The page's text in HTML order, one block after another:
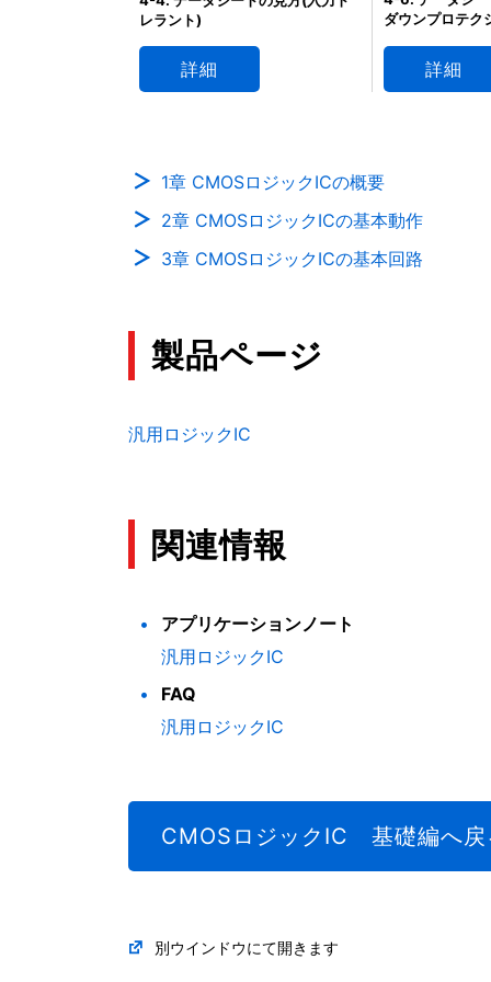
レラント)
詳細
ダウンプロテク
詳細
1章 CMOSロジックICの概要
2章 CMOSロジックICの基本動作
3章 CMOSロジックICの基本回路
製品ページ
汎用ロジックIC
関連情報
アプリケーションノート
汎用ロジックIC
FAQ
汎用ロジックIC
CMOSロジックIC 基礎編へ戻
別ウインドウにて開きます